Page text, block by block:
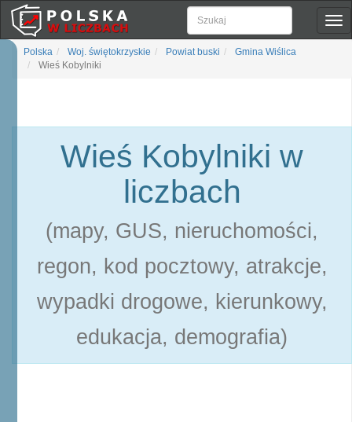
Polska Woj. świętokrzyskie Powiat buski
Gmina Wiślica
Wieś Kobylniki
Wieś Kobylniki w
liczbach
(mapy, GUS, nieruchomości,
regon, kod pocztowy, atrakcje,
wypadki drogowe, kierunkowy,
edukacja, demografia)